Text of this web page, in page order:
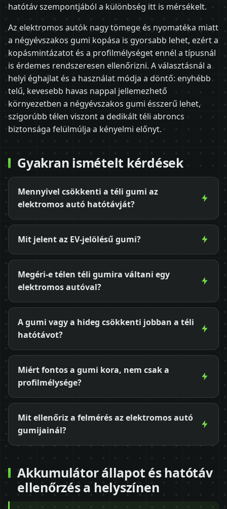
hatótáv szempontjából a különbség itt is mérsékelt.
Az elektromos autók nagy tömege és nyomatéka miatt
a négyévszakos gumi kopása is gyorsabb lehet, ezért a
kopásmintázatot és a profilmélységet ennél a típusnál
is érdemes rendszeresen ellenőrizni. A választásnál a
helyi éghajlat és a használat módja a döntő: enyhébb
telű, kevesebb havas nappal jellemezhető
környezetben a négyévszakos gumi ésszerű lehet,
szigorúbb télen viszont a dedikált téli abroncs
biztonsága felülmúlja a kényelmi előnyt.
Gyakran ismételt kérdések
Mennyivel csökkenti a téli gumi az
elektromos autó hatótávját?
Mit jelent az EV-jelölésű gumi?
Megéri-e télen téli gumira váltani egy
elektromos autóval?
A gumi vagy a hideg csökkenti jobban a téli
hatótávot?
Miért fontos a gumi kora, nem csak a
profilmélysége?
Mit ellenőriz a felmérés az elektromos autó
gumijainál?
Akkumulátor állapot és hatótáv
ellenőrzés a helyszínen